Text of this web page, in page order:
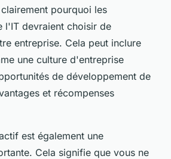
pourquoi les
l'IT devraient choisir de
entreprise. Cela peut inclure
une culture d'entreprise
de développement de
et récompenses
est également une
Cela signifie que vous ne